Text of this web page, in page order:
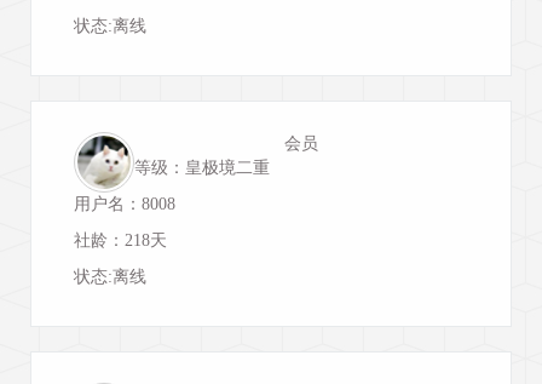
状态:离线
会员
等级：皇极境二重
用户名：8008
社龄：218天
状态:离线